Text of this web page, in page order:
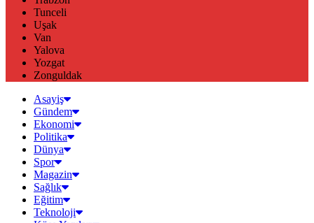
Tunceli
Uşak
Van
Yalova
Yozgat
Zonguldak
Asayiş
Gündem
Ekonomi
Politika
Dünya
Spor
Magazin
Sağlık
Eğitim
Teknoloji